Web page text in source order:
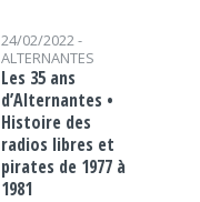
24/02/2022 -
ALTERNANTES
Les 35 ans
d’Alternantes •
Histoire des
radios libres et
pirates de 1977 à
1981